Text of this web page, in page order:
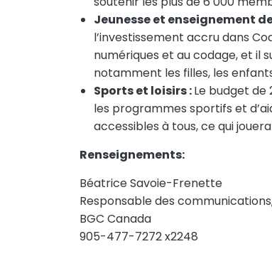
Jeunesse et enseignement
l’investissement accru dans
numériques et au codage, et il
notamment les filles, les
Sports et loisirs :Le budget de
les programmes sportifs et
accessibles à tous, ce qui
Renseignements:
Béatrice Savoie-Frenette
Responsable des
BGC Canada
905-477-7272 x2248